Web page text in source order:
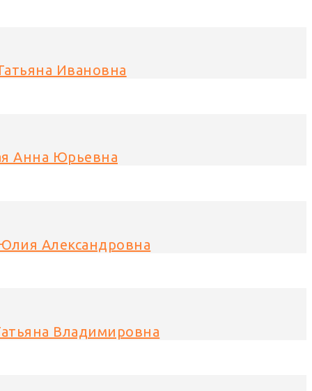
Ивановна
Анна Юрьевна
Александровна
Владимировна